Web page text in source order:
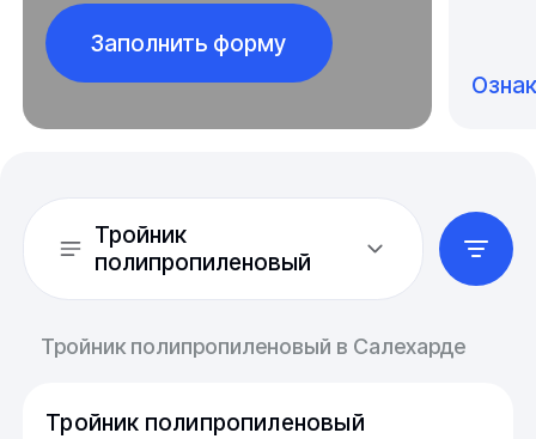
Заполнить форму
Тройник
полипропиленовый
Тройник полипропиленовый в Салехарде
Тройник полипропиленовый